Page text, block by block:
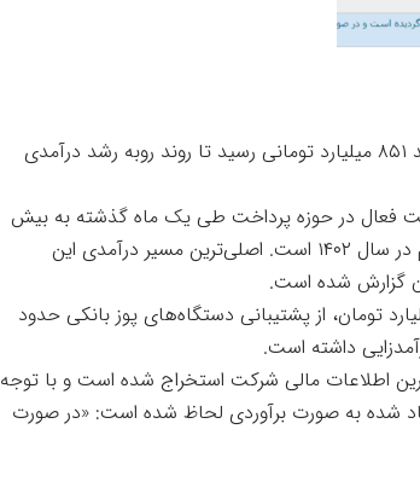
شرکت «آسان پرداخت پرشین» در مهرماه سال جاری به درآمد ۸۵۱ میلیارد تومانی رسید تا روند روبه رشد درآمدی
فعال در حوزه پرداخت طی یک ماه گذشته به بیش
از ۸۵۱ میلیارد تومان درآمد دست یافته است که بالاترین رقم در سال ۱۴۰۲ است. اصلی‌ترین مسیر درآمدی این
تراکنش شاپرکی در ماه گذشته نزدیک به ۴۷ میلیارد تومان، از پشتیبانی دستگاه‌های پوز بانکی حدود
اطلاعات مالی شرکت استخراج شده است و با توجه
شده به صورت برآوردی لحاظ شده است: «در صورت